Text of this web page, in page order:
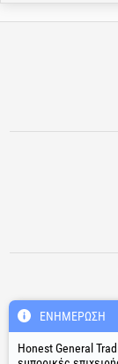
ΕΝΗΜΈΡΩΣΗ
Honest General